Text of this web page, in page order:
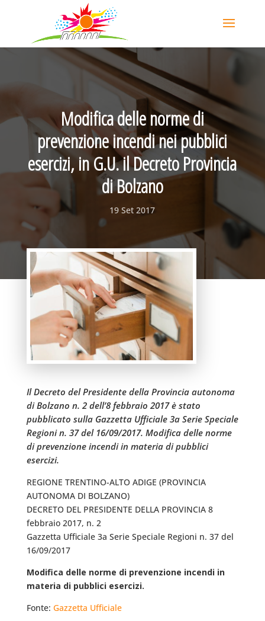
Modifica delle norme di
prevenzione incendi nei pubblici
esercizi, in G.U. il Decreto Provincia
di Bolzano
19 Set 2017
Il Decreto del Presidente della Provincia autonoma
di Bolzano n. 2 dell’8 febbraio 2017 è stato
pubblicato sulla Gazzetta Ufficiale 3a Serie Speciale
Regioni n. 37 del 16/09/2017. Modifica delle norme
di prevenzione incendi in materia di pubblici
esercizi.
REGIONE TRENTINO-ALTO ADIGE (PROVINCIA
AUTONOMA DI BOLZANO)
DECRETO DEL PRESIDENTE DELLA PROVINCIA 8
febbraio 2017, n. 2
Gazzetta Ufficiale 3a Serie Speciale Regioni n. 37 del
16/09/2017
Modifica delle norme di prevenzione incendi in
materia di pubblici esercizi.
Fonte: Gazzetta Ufficiale